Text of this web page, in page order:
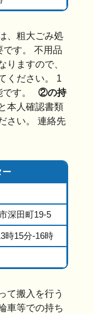
、粗大ごみ処
です。 不用品
りますので、
ください。 1
です。 ②の持
本人確認書類
さい。 連絡先
ー
深田町19-5
時15分-16時
て搬入を行う
車等での持ち